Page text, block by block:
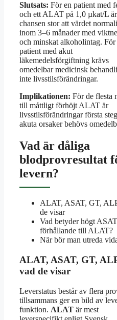
Slutsats: För en patient med
och ett ALAT på 1,0 µkat/L är
chansen stor att värdet
inom 3–6 månader med
och minskat alkoholintag. För
patient med akut
läkemedelsförgiftning krävs
omedelbar medicinsk
inte livsstilsförändringar.
Implikationen: För de flesta
till måttligt förhöjt ALAT är
livsstilsförändringar första
akuta orsaker behövs
Vad är dåliga
blodprovresultat
levern?
ALAT, ASAT, GT,
de visar
Vad betyder högt
förhållande till ALAT?
När bör man utreda
ALAT, ASAT, GT,
vad de visar
Leverstatus består av flera
tillsammans ger en bild av
funktion. ALAT är mest